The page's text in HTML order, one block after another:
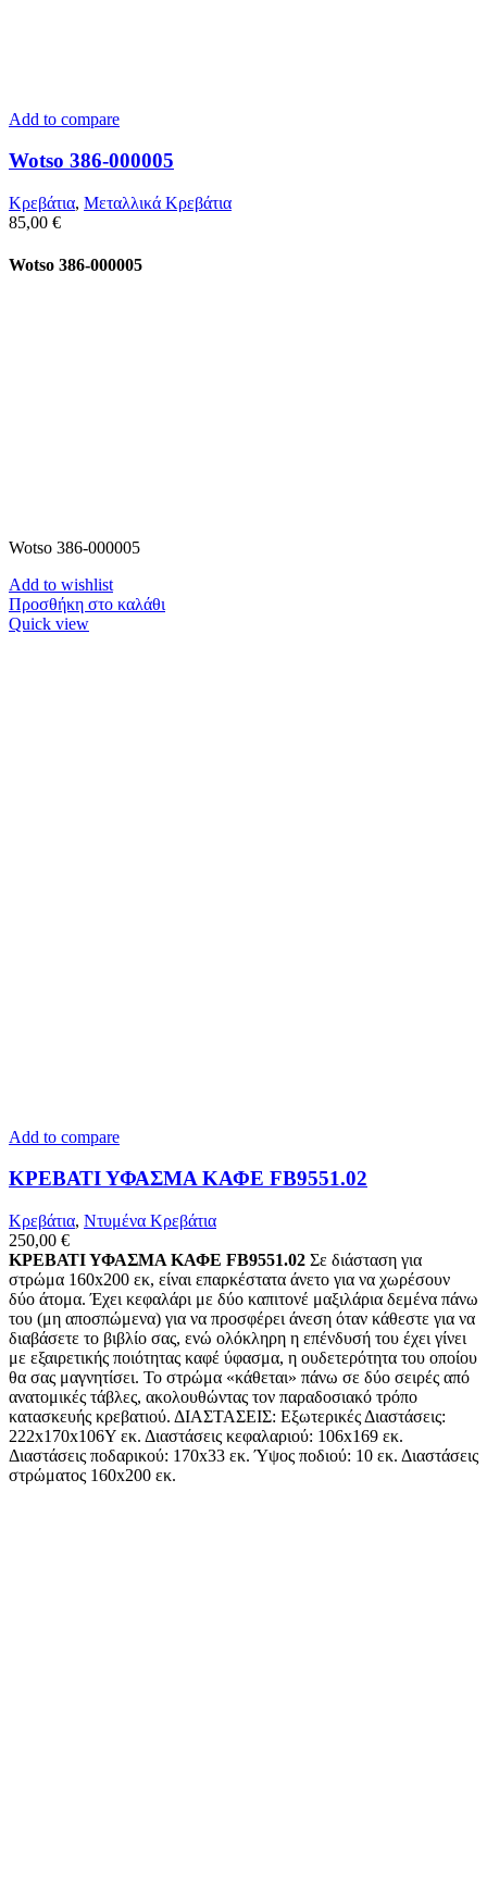
Add to compare
Wotso 386-000005
Κρεβάτια, Μεταλλικά Κρεβάτια
85,00 €
Wotso 386-000005
Wotso 386-000005
Add to wishlist
Προσθήκη στο καλάθι
Quick view
Add to compare
ΚΡΕΒΑΤΙ ΥΦΑΣΜΑ ΚΑΦΕ FB9551.02
Κρεβάτια, Ντυμένα Κρεβάτια
250,00 €
ΚΡΕΒΑΤΙ ΥΦΑΣΜΑ ΚΑΦΕ FB9551.02 Σε διάσταση για
στρώμα 160x200 εκ, είναι επαρκέστατα άνετο για να χωρέσουν
δύο άτομα. Έχει κεφαλάρι με δύο καπιτονέ μαξιλάρια δεμένα πάνω
του (μη αποσπώμενα) για να προσφέρει άνεση όταν κάθεστε για να
διαβάσετε το βιβλίο σας, ενώ ολόκληρη η επένδυσή του έχει γίνει
με εξαιρετικής ποιότητας καφέ ύφασμα, η ουδετερότητα του οποίου
θα σας μαγνητίσει. Το στρώμα «κάθεται» πάνω σε δύο σειρές από
ανατομικές τάβλες, ακολουθώντας τον παραδοσιακό τρόπο
κατασκευής κρεβατιού. ΔΙΑΣΤΑΣΕΙΣ: Εξωτερικές Διαστάσεις:
222x170x106Υ εκ. Διαστάσεις κεφαλαριού: 106x169 εκ.
Διαστάσεις ποδαρικού: 170x33 εκ. Ύψος ποδιού: 10 εκ. Διαστάσεις
στρώματος 160x200 εκ.